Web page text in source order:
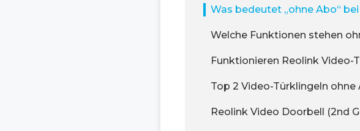
Was bedeutet „ohne Abo“
Welche Funktionen stehen
Funktionieren Reolink
Top 2 Video-Türklingeln
Reolink Video Doorbell (2nd